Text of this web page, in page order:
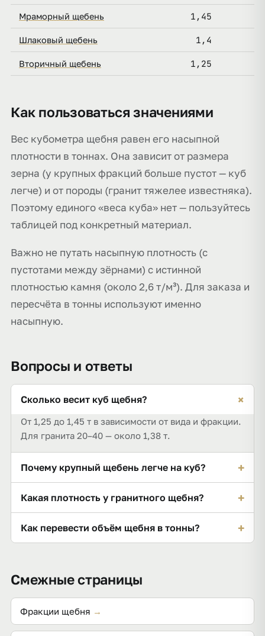
Мраморный щебень 1,45
Шлаковый щебень 1,4
Вторичный щебень 1,25
Как пользоваться значениями
Вес кубометра щебня равен его насыпной
плотности в тоннах. Она зависит от размера
зерна (у крупных фракций больше пустот — куб
легче) и от породы (гранит тяжелее известняка).
Поэтому единого «веса куба» нет — пользуйтесь
таблицей под конкретный материал.
Важно не путать насыпную плотность (с
пустотами между зёрнами) с истинной
плотностью камня (около 2,6 т/м³). Для заказа и
пересчёта в тонны используют именно
насыпную.
Вопросы и ответы
Сколько весит куб щебня? +
От 1,25 до 1,45 т в зависимости от вида и фракции.
Для гранита 20–40 — около 1,38 т.
Почему крупный щебень легче на куб? +
поэтому в насыпном кубе меньше материала.
Какая плотность у гранитного щебня? +
известнякового ниже (около 1,28 т/м³).
Как перевести объём щебня в тонны? +
Смежные страницы
Фракции щебня →